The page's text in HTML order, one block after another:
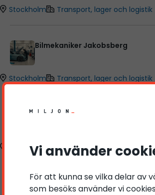
Stockholm Transport, lager och logistik
Bilmekaniker Jakobsberg
Stockholm Transport, lager och logistik
Lagermedarbetare sökes till
Stockholm Transport, lager och logistik
Truckförare sökes för
Vi använder
För att kunna se vilka delar av
som besöks använder vi